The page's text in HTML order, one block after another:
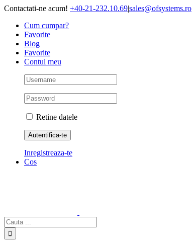
Skip
content
Contactati-ne acum! +40-21-232.10.69|sales@ofsystems.ro
Cum cumpar?
Favorite
Blog
Favorite
Contul meu
Retine datele
Inregistreaza-te
Cos
Cautare...